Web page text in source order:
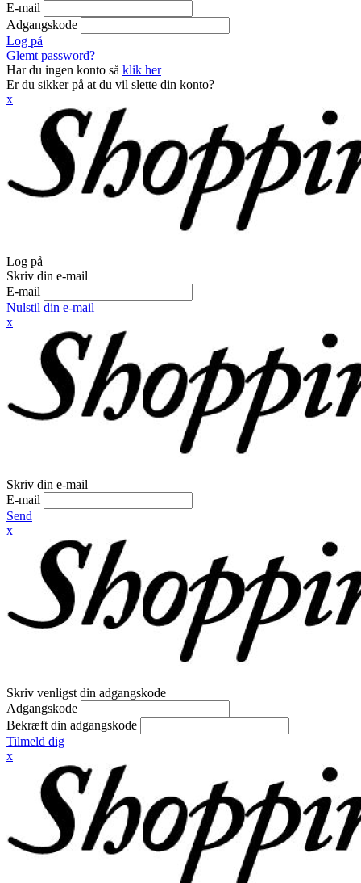
E-mail
Adgangskode
Log på
Glemt password?
Har du ingen konto så klik her
Er du sikker på at du vil slette din konto?
x
Log på
Skriv din e-mail
E-mail
Nulstil din e-mail
x
Skriv din e-mail
E-mail
Send
x
Skriv venligst din adgangskode
Adgangskode
Bekræft din adgangskode
Tilmeld dig
x